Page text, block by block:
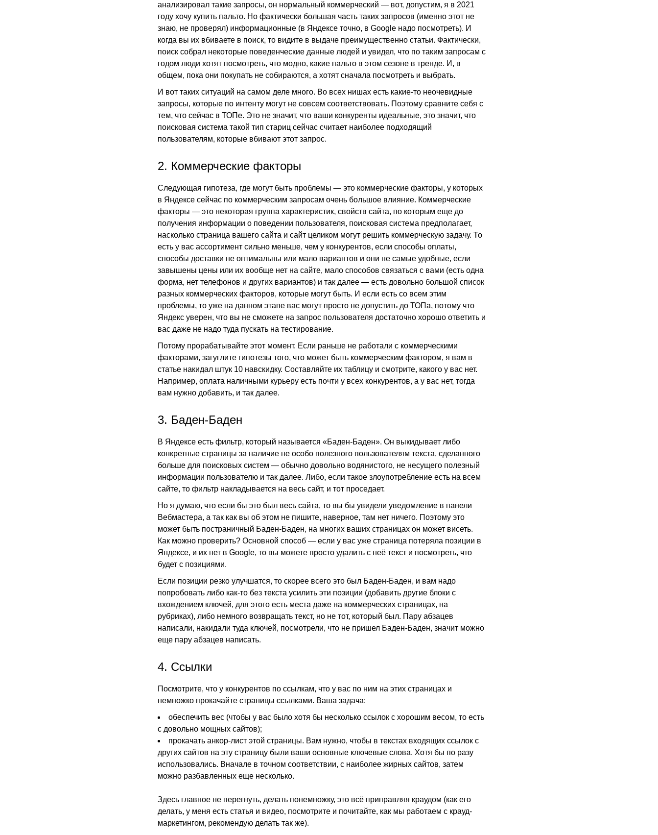
анализировал такие запросы, он нормальный коммерческий — вот, допустим, я в 2021
году хочу купить пальто. Но фактически большая часть таких запросов (именно этот не
знаю, не проверял) информационные (в Яндексе точно, в Google надо посмотреть). И
когда вы их вбиваете в поиск, то видите в выдаче преимущественно статьи. Фактически,
поиск собрал некоторые поведенческие данные людей и увидел, что по таким запросам с
годом люди хотят посмотреть, что модно, какие пальто в этом сезоне в тренде. И, в
общем, пока они покупать не собираются, а хотят сначала посмотреть и выбрать.
И вот таких ситуаций на самом деле много. Во всех нишах есть какие-то неочевидные
запросы, которые по интенту могут не совсем соответствовать. Поэтому сравните себя с
тем, что сейчас в ТОПе. Это не значит, что ваши конкуренты идеальные, это значит, что
поисковая система такой тип стариц сейчас считает наиболее подходящий
пользователям, которые вбивают этот запрос.
2. Коммерческие факторы
Следующая гипотеза, где могут быть проблемы — это коммерческие факторы, у которых
в Яндексе сейчас по коммерческим запросам очень большое влияние. Коммерческие
факторы — это некоторая группа характеристик, свойств сайта, по которым еще до
получения информации о поведении пользователя, поисковая система предполагает,
насколько страница вашего сайта и сайт целиком могут решить коммерческую задачу. То
есть у вас ассортимент сильно меньше, чем у конкурентов, если способы оплаты,
способы доставки не оптимальны или мало вариантов и они не самые удобные, если
завышены цены или их вообще нет на сайте, мало способов связаться с вами (есть одна
форма, нет телефонов и других вариантов) и так далее — есть довольно большой список
разных коммерческих факторов, которые могут быть. И если есть со всем этим
проблемы, то уже на данном этапе вас могут просто не допустить до ТОПа, потому что
Яндекс уверен, что вы не сможете на запрос пользователя достаточно хорошо ответить и
вас даже не надо туда пускать на тестирование.
Потому прорабатывайте этот момент. Если раньше не работали с коммерческими
факторами, загуглите гипотезы того, что может быть коммерческим фактором, я вам в
статье накидал штук 10 навскидку. Составляйте их таблицу и смотрите, какого у вас нет.
Например, оплата наличными курьеру есть почти у всех конкурентов, а у вас нет, тогда
вам нужно добавить, и так далее.
3. Баден-Баден
В Яндексе есть фильтр, который называется «Баден-Баден». Он выкидывает либо
конкретные страницы за наличие не особо полезного пользователям текста, сделанного
больше для поисковых систем — обычно довольно водянистого, не несущего полезный
информации пользователю и так далее. Либо, если такое злоупотребление есть на всем
сайте, то фильтр накладывается на весь сайт, и тот проседает.
Но я думаю, что если бы это был весь сайта, то вы бы увидели уведомление в панели
Вебмастера, а так как вы об этом не пишите, наверное, там нет ничего. Поэтому это
может быть постраничный Баден-Баден, на многих ваших страницах он может висеть.
Как можно проверить? Основной способ — если у вас уже страница потеряла позиции в
Яндексе, и их нет в Google, то вы можете просто удалить с неё текст и посмотреть, что
будет с позициями.
Если позиции резко улучшатся, то скорее всего это был Баден-Баден, и вам надо
попробовать либо как-то без текста усилить эти позиции (добавить другие блоки с
вхождением ключей, для этого есть места даже на коммерческих страницах, на
рубриках), либо немного возвращать текст, но не тот, который был. Пару абзацев
написали, накидали туда ключей, посмотрели, что не пришел Баден-Баден, значит можно
еще пару абзацев написать.
4. Ссылки
Посмотрите, что у конкурентов по ссылкам, что у вас по ним на этих страницах и
немножко прокачайте страницы ссылками. Ваша задача:
обеспечить вес (чтобы у вас было хотя бы несколько ссылок с хорошим весом, то есть
с довольно мощных сайтов);
прокачать анкор-лист этой страницы. Вам нужно, чтобы в текстах входящих ссылок с
других сайтов на эту страницу были ваши основные ключевые слова. Хотя бы по разу
использовались. Вначале в точном соответствии, с наиболее жирных сайтов, затем
можно разбавленных еще несколько.
Здесь главное не перегнуть, делать понемножку, это всё приправляя краудом (как его
делать, у меня есть статья и видео, посмотрите и почитайте, как мы работаем с крауд-
маркетингом, рекомендую делать так же).